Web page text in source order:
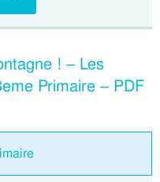
! – Les
Primaire – PDF